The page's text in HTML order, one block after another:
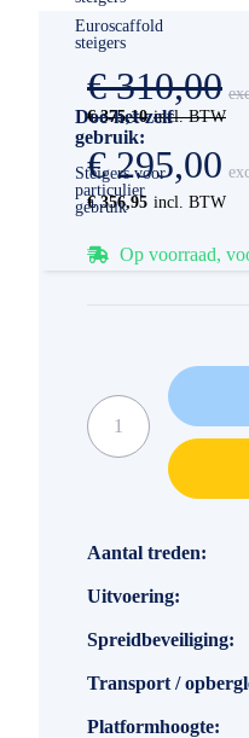
Euroscaffold
steigers
Doe-het-zelf
gebruik:
Steigers voor
particulier
gebruik
€ 375,10
€ 310,00
€ 356,95
€ 295,00
Op voorraad,
Specificaties
Aantal treden
Uitvoering
Spreidbeveiliging
Transport /
Platformhoogte